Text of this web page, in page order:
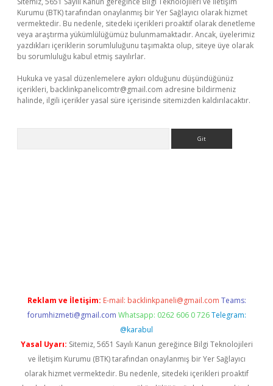
Kurumu (BTK) tarafından onaylanmış bir Yer Sağlayıcı olarak hizmet
vermektedir. Bu nedenle, sitedeki içerikleri proaktif olarak denetleme
veya araştırma yükümlülüğümüz bulunmamaktadır. Ancak, üyelerimiz
yazdıkları içeriklerin sorumluluğunu taşımakta olup, siteye üye olarak
bu sorumluluğu kabul etmiş sayılırlar.
Hukuka ve yasal düzenlemelere aykırı olduğunu düşündüğünüz
içerikleri, backlinkpanelicomtr@gmail.com adresine bildirmeniz
halinde, ilgili içerikler yasal süre içerisinde sitemizden kaldırılacaktır.
Reklam ve İletişim: E-mail: backlinkpaneli@gmail.com Teams:
forumhizmeti@gmail.com Whatsapp: 0262 606 0 726 Telegram:
@karabul
Yasal Uyarı: Sitemiz, 5651 Sayılı Kanun gereğince Bilgi Teknolojileri
ve İletişim Kurumu (BTK) tarafından onaylanmış bir Yer Sağlayıcı
olarak hizmet vermektedir. Bu nedenle, sitedeki içerikleri proaktif